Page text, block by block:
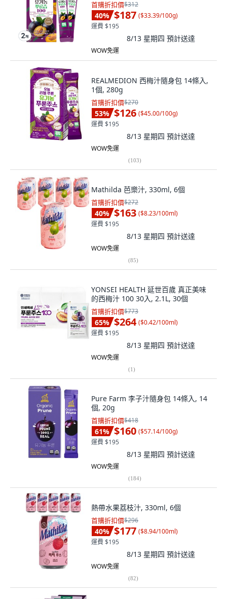
首購折扣價$312
40% $187 ($33.39/100g)
運費 $195
8/13 星期四 預計送達
WOW免運
REALMEDION 西梅汁隨身包 14條入,
1個, 280g
首購折扣價$270
53% $126 ($45.00/100g)
運費 $195
8/13 星期四 預計送達
WOW免運
(103)
Mathilda 芭樂汁, 330ml, 6個
首購折扣價$272
40% $163 ($8.23/100ml)
運費 $195
8/13 星期四 預計送達
WOW免運
(85)
YONSEI HEALTH 延世百歲 真正美味
的西梅汁 100 30入, 2.1L, 30個
首購折扣價$773
65% $264 ($0.42/100ml)
運費 $195
8/13 星期四 預計送達
WOW免運
(1)
Pure Farm 李子汁隨身包 14條入, 14
個, 20g
首購折扣價$418
61% $160 ($57.14/100g)
運費 $195
8/13 星期四 預計送達
WOW免運
(184)
熱帶水果荔枝汁, 330ml, 6個
首購折扣價$296
40% $177 ($8.94/100ml)
運費 $195
8/13 星期四 預計送達
WOW免運
(82)